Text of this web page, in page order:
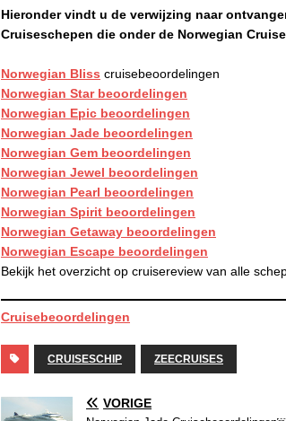
Hieronder vindt u de verwijzing naar
Cruiseschepen die onder de Norwegian
Norwegian Bliss cruisebeoordelingen
Norwegian Star beoordelingen
Norwegian Epic beoordelingen
Norwegian Jade beoordelingen
Norwegian Gem beoordelingen
Norwegian Jewel beoordelingen
Norwegian Pearl beoordelingen
Norwegian Spirit beoordelingen
Norwegian Getaway beoordelingen
Norwegian Escape beoordelingen
Bekijk het overzicht op cruisereview van alle
Cruisebeoordelingen
CRUISESCHIP ZEECRUISES
VORIGE